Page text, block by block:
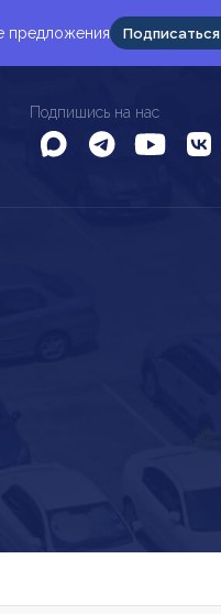
предложения Подписаться
Подпишись на нас